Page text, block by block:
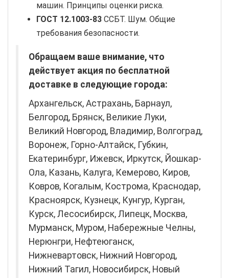
машин. Принципы оценки риска.
ГОСТ 12.1003-83 ССБТ. Шум. Общие
требования безопасности.
Обращаем ваше внимание, что
действует акция по бесплатной
доставке в следующие города:
Архангельск, Астрахань, Барнаул,
Белгород, Брянск, Великие Луки,
Великий Новгород, Владимир, Волгоград,
Воронеж, Горно-Алтайск, Губкин,
Екатеринбург, Ижевск, Иркутск, Йошкар-
Ола, Казань, Калуга, Кемерово, Киров,
Ковров, Когалым, Кострома, Краснодар,
Красноярск, Кузнецк, Кунгур, Курган,
Курск, Лесосибирск, Липецк, Москва,
Мурманск, Муром, Набережные Челны,
Нерюнгри, Нефтеюганск,
Нижневартовск, Нижний Новгород,
Нижний Тагил, Новосибирск, Новый